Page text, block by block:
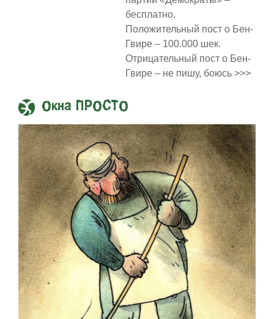
бесплатно.
Положительный пост о Бен-
Гвире – 100.000 шек.
Отрицательный пост о Бен-
Гвире – не пишу, боюсь >>>
Окна ПРОСТО